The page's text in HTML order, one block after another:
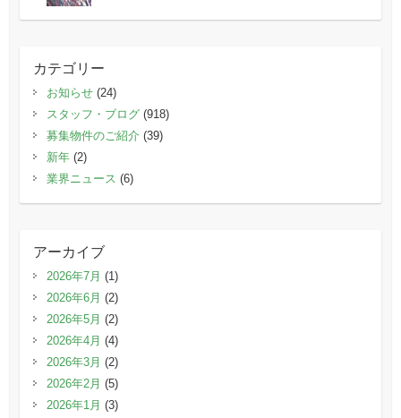
カテゴリー
お知らせ(24)
スタッフ・ブログ(918)
募集物件のご紹介 (39)
新年(2)
業界ニュース (6)
アーカイブ
2026年7月 (1)
2026年6月 (2)
2026年5月 (2)
2026年4月 (4)
2026年3月 (2)
2026年2月 (5)
2026年1月 (3)